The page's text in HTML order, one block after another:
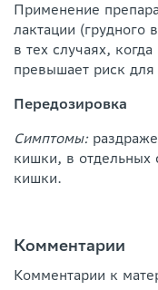
Применение
лактации (грудного
в тех случаях,
превышает риск
Передозировка
Симптомы:
кишки, в отдельных
кишки.
Комментарии
Комментарии к